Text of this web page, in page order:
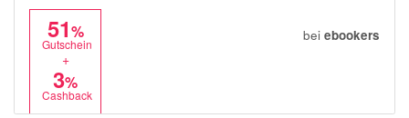
51%
Gutschein
+
3%
Cashback
bei ebookers